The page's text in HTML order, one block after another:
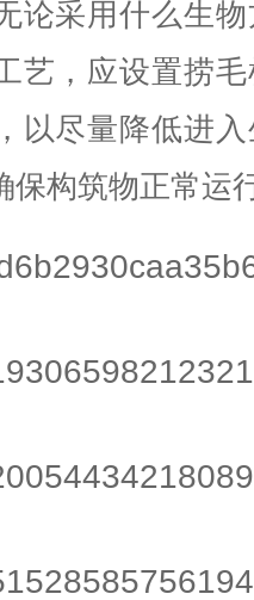
论采用什么生
艺，应设置捞
以尽量降低进
保构筑物正常运